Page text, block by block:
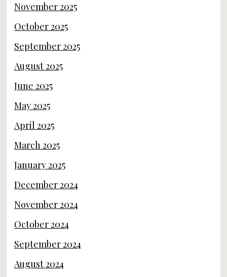
November 2025
October 2025
September 2025
August 2025
June 2025
May 2025
April 2025
March 2025
January 2025
December 2024
November 2024
October 2024
September 2024
August 2024